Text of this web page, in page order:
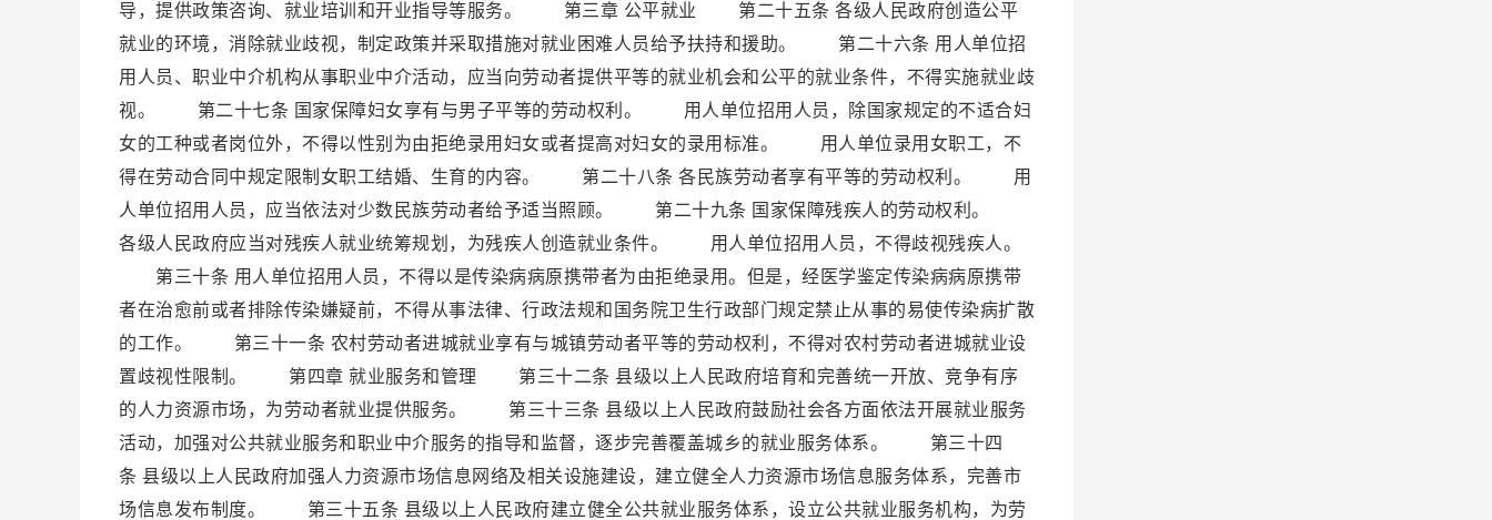
导，提供政策咨询、就业培训和开业指导等服务。 第三章 公平就业 第二十五条 各级人民政府创造公平
就业的环境，消除就业歧视，制定政策并采取措施对就业困难人员给予扶持和援助。 第二十六条 用人单位招
用人员、职业中介机构从事职业中介活动，应当向劳动者提供平等的就业机会和公平的就业条件，不得实施就业歧
视。 第二十七条 国家保障妇女享有与男子平等的劳动权利。 用人单位招用人员，除国家规定的不适合妇
女的工种或者岗位外，不得以性别为由拒绝录用妇女或者提高对妇女的录用标准。 用人单位录用女职工，不
得在劳动合同中规定限制女职工结婚、生育的内容。 第二十八条 各民族劳动者享有平等的劳动权利。 用
人单位招用人员，应当依法对少数民族劳动者给予适当照顾。 第二十九条 国家保障残疾人的劳动权利。
各级人民政府应当对残疾人就业统筹规划，为残疾人创造就业条件。 用人单位招用人员，不得歧视残疾人。
第三十条 用人单位招用人员，不得以是传染病病原携带者为由拒绝录用。但是，经医学鉴定传染病病原携带
者在治愈前或者排除传染嫌疑前，不得从事法律、行政法规和国务院卫生行政部门规定禁止从事的易使传染病扩散
的工作。 第三十一条 农村劳动者进城就业享有与城镇劳动者平等的劳动权利，不得对农村劳动者进城就业设
置歧视性限制。 第四章 就业服务和管理 第三十二条 县级以上人民政府培育和完善统一开放、竞争有序
的人力资源市场，为劳动者就业提供服务。 第三十三条 县级以上人民政府鼓励社会各方面依法开展就业服务
活动，加强对公共就业服务和职业中介服务的指导和监督，逐步完善覆盖城乡的就业服务体系。 第三十四
条 县级以上人民政府加强人力资源市场信息网络及相关设施建设，建立健全人力资源市场信息服务体系，完善市
场信息发布制度。 第三十五条 县级以上人民政府建立健全公共就业服务体系，设立公共就业服务机构，为劳